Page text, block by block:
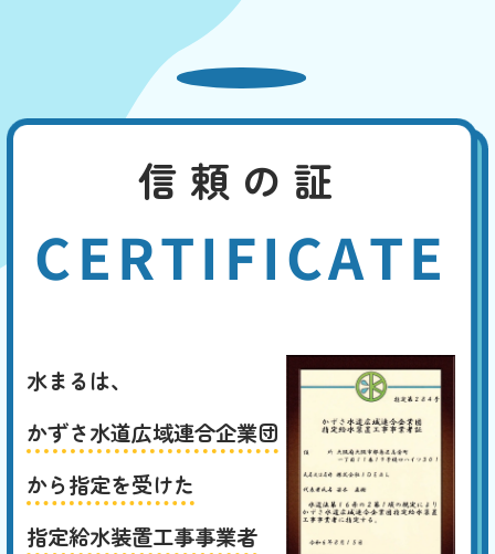
信頼の証
CERTIFICATE
水まるは、
かずさ水道広域連合企業団
から指定を受けた
指定給水装置工事事業者